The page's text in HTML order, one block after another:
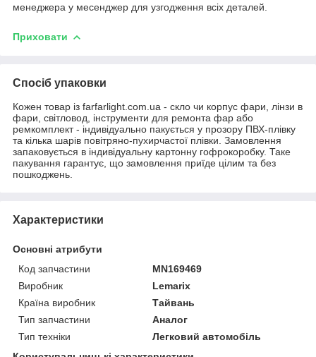
менеджера у месенджер для узгодження всіх деталей.
Приховати
Спосіб упаковки
Кожен товар із farfarlight.com.ua - скло чи корпус фари, лінзи в
фари, світловод, інструменти для ремонта фар або
ремкомплект - індивідуально пакується у прозору ПВХ-плівку
та кілька шарів повітряно-пухирчастої плівки. Замовлення
запаковується в індивідуальну картонну гофрокоробку. Таке
пакування гарантує, що замовлення приїде цілим та без
пошкоджень.
Характеристики
Основні атрибути
Код запчастини
MN169469
Виробник
Lemarix
Країна виробник
Тайвань
Тип запчастини
Аналог
Тип техніки
Легковий автомобіль